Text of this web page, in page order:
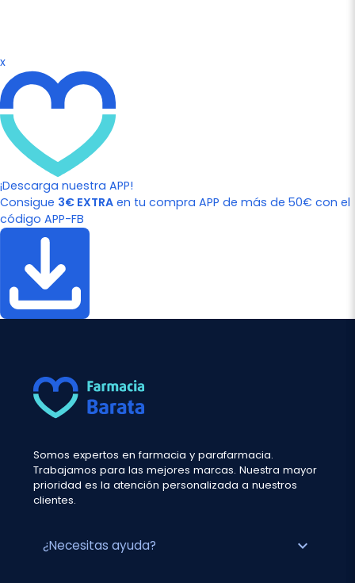
x
¡Descarga nuestra APP!
Consigue 3€ EXTRA en tu compra APP de más de 50€ con el
código APP-FB
Somos expertos en farmacia y parafarmacia.
Trabajamos para las mejores marcas. Nuestra mayor
prioridad es la atención personalizada a nuestros
clientes.
¿Necesitas ayuda? expand_more